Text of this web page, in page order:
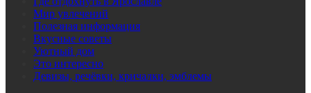
Мир увлечений
Полезная информация
Вкусные советы
Уютный дом
Это интересно
Девизы, речёвки, кричалки, эмблемы